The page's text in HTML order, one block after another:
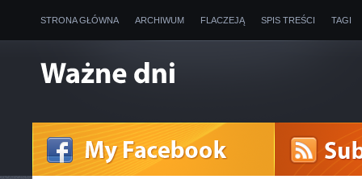
STRONA GŁÓWNA ARCHIWUM FLACZEJĄ SPIS TREŚCI TAGI